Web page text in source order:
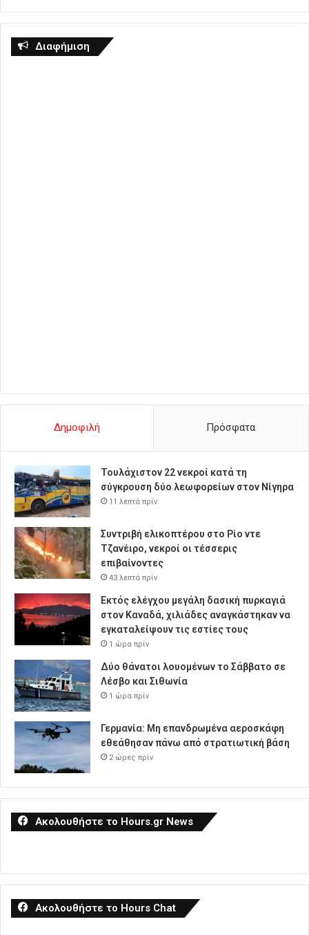
Διαφήμιση
Δημοφιλή Πρόσφατα
Τουλάχιστον 22 νεκροί κατά τη
σύγκρουση δύο λεωφορείων στον Νίγηρα
11 λεπτά πρίν
Συντριβή ελικοπτέρου στο Ρίο ντε
Τζανέιρο, νεκροί οι τέσσερις
επιβαίνοντες
43 λεπτά πρίν
Εκτός ελέγχου μεγάλη δασική πυρκαγιά
στον Καναδά, χιλιάδες αναγκάστηκαν να
εγκαταλείψουν τις εστίες τους
1 ώρα πρίν
Δύο θάνατοι λουομένων το Σάββατο σε
Λέσβο και Σιθωνία
1 ώρα πρίν
Γερμανία: Μη επανδρωμένα αεροσκάφη
εθεάθησαν πάνω από στρατιωτική βάση
2 ώρες πρίν
Ακολουθήστε το Hours.gr News
Ακολουθήστε το Hours Chat